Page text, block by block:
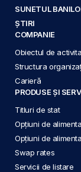
SUNETUL
ȘTIRI
COMPANIE
Obiectul de
Structura
Carieră
PRODUSE ȘI
Titluri de stat
Opțiuni de
Opțiuni de
Swap rates
Servicii de listare